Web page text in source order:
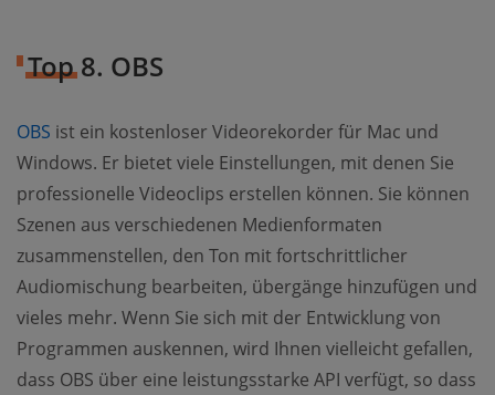
Top 8. OBS
OBS ist ein kostenloser Videorekorder für Mac und
Windows. Er bietet viele Einstellungen, mit denen Sie
professionelle Videoclips erstellen können. Sie können
Szenen aus verschiedenen Medienformaten
zusammenstellen, den Ton mit fortschrittlicher
Audiomischung bearbeiten, übergänge hinzufügen und
vieles mehr. Wenn Sie sich mit der Entwicklung von
Programmen auskennen, wird Ihnen vielleicht gefallen,
dass OBS über eine leistungsstarke API verfügt, so dass